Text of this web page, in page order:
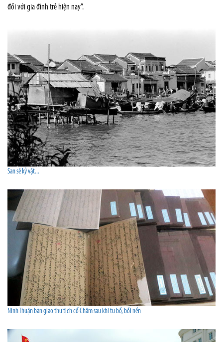
đối với gia đình trẻ hiện nay”.
San sẻ kỷ vật...
Ninh Thuận bàn giao thư tịch cổ Chăm sau khi tu bổ, bồi nền